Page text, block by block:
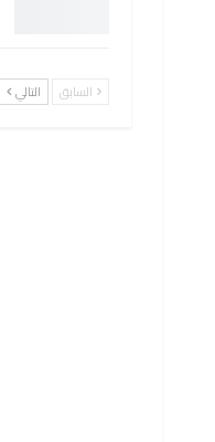
السابق التالي